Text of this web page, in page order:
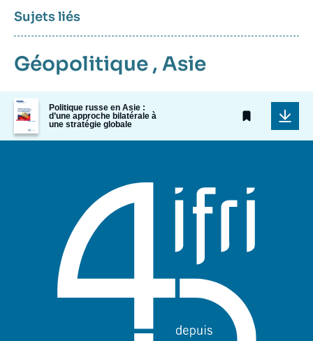
Sujets liés
Géopolitique , Asie
Image
de
couverture
de
Politique russe en Asie :
d’une approche bilatérale à
une stratégie globale